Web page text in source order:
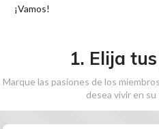
¡Vamos!
1. Elija
Marque las pasiones de los
desea vivir en